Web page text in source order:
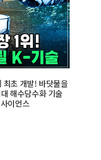
초 개발! 바닷물을
해수담수화 기술
이언스